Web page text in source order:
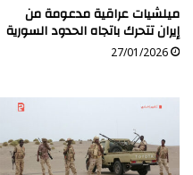
ميلشيات عراقية مدعومة من
إيران تتحرك باتجاه الحدود السورية
27/01/2026